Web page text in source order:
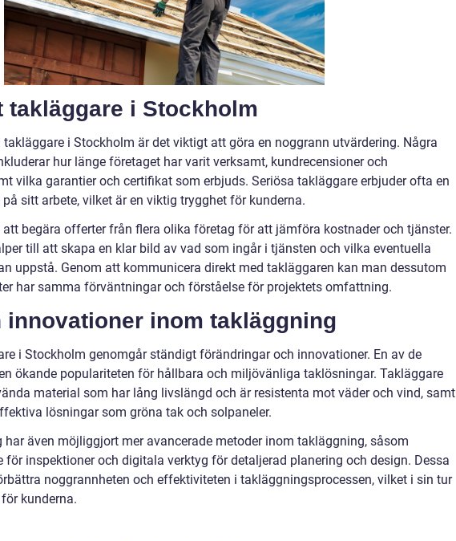
takläggare i Stockholm
takläggare i Stockholm är det viktigt att göra en noggrann utvärdering. Några
hur länge företaget har varit verksamt, kundrecensioner och
vilka garantier och certifikat som erbjuds. Seriösa takläggare erbjuder ofta en
sitt arbete, vilket är en viktig trygghet för kunderna.
begära offerter från flera olika företag för att jämföra kostnader och tjänster.
till att skapa en klar bild av vad som ingår i tjänsten och vilka eventuella
uppstå. Genom att kommunicera direkt med takläggaren kan man dessutom
har samma förväntningar och förståelse för projektets omfattning.
innovationer inom takläggning
i Stockholm genomgår ständigt förändringar och innovationer. En av de
ökande populariteten för hållbara och miljövänliga taklösningar. Takläggare
material som har lång livslängd och är resistenta mot väder och vind, samt
lösningar som gröna tak och solpaneler.
även möjliggjort mer avancerade metoder inom takläggning, såsom
för inspektioner och digitala verktyg för detaljerad planering och design. Dessa
noggrannheten och effektiviteten i takläggningsprocessen, vilket i sin tur
kunderna.